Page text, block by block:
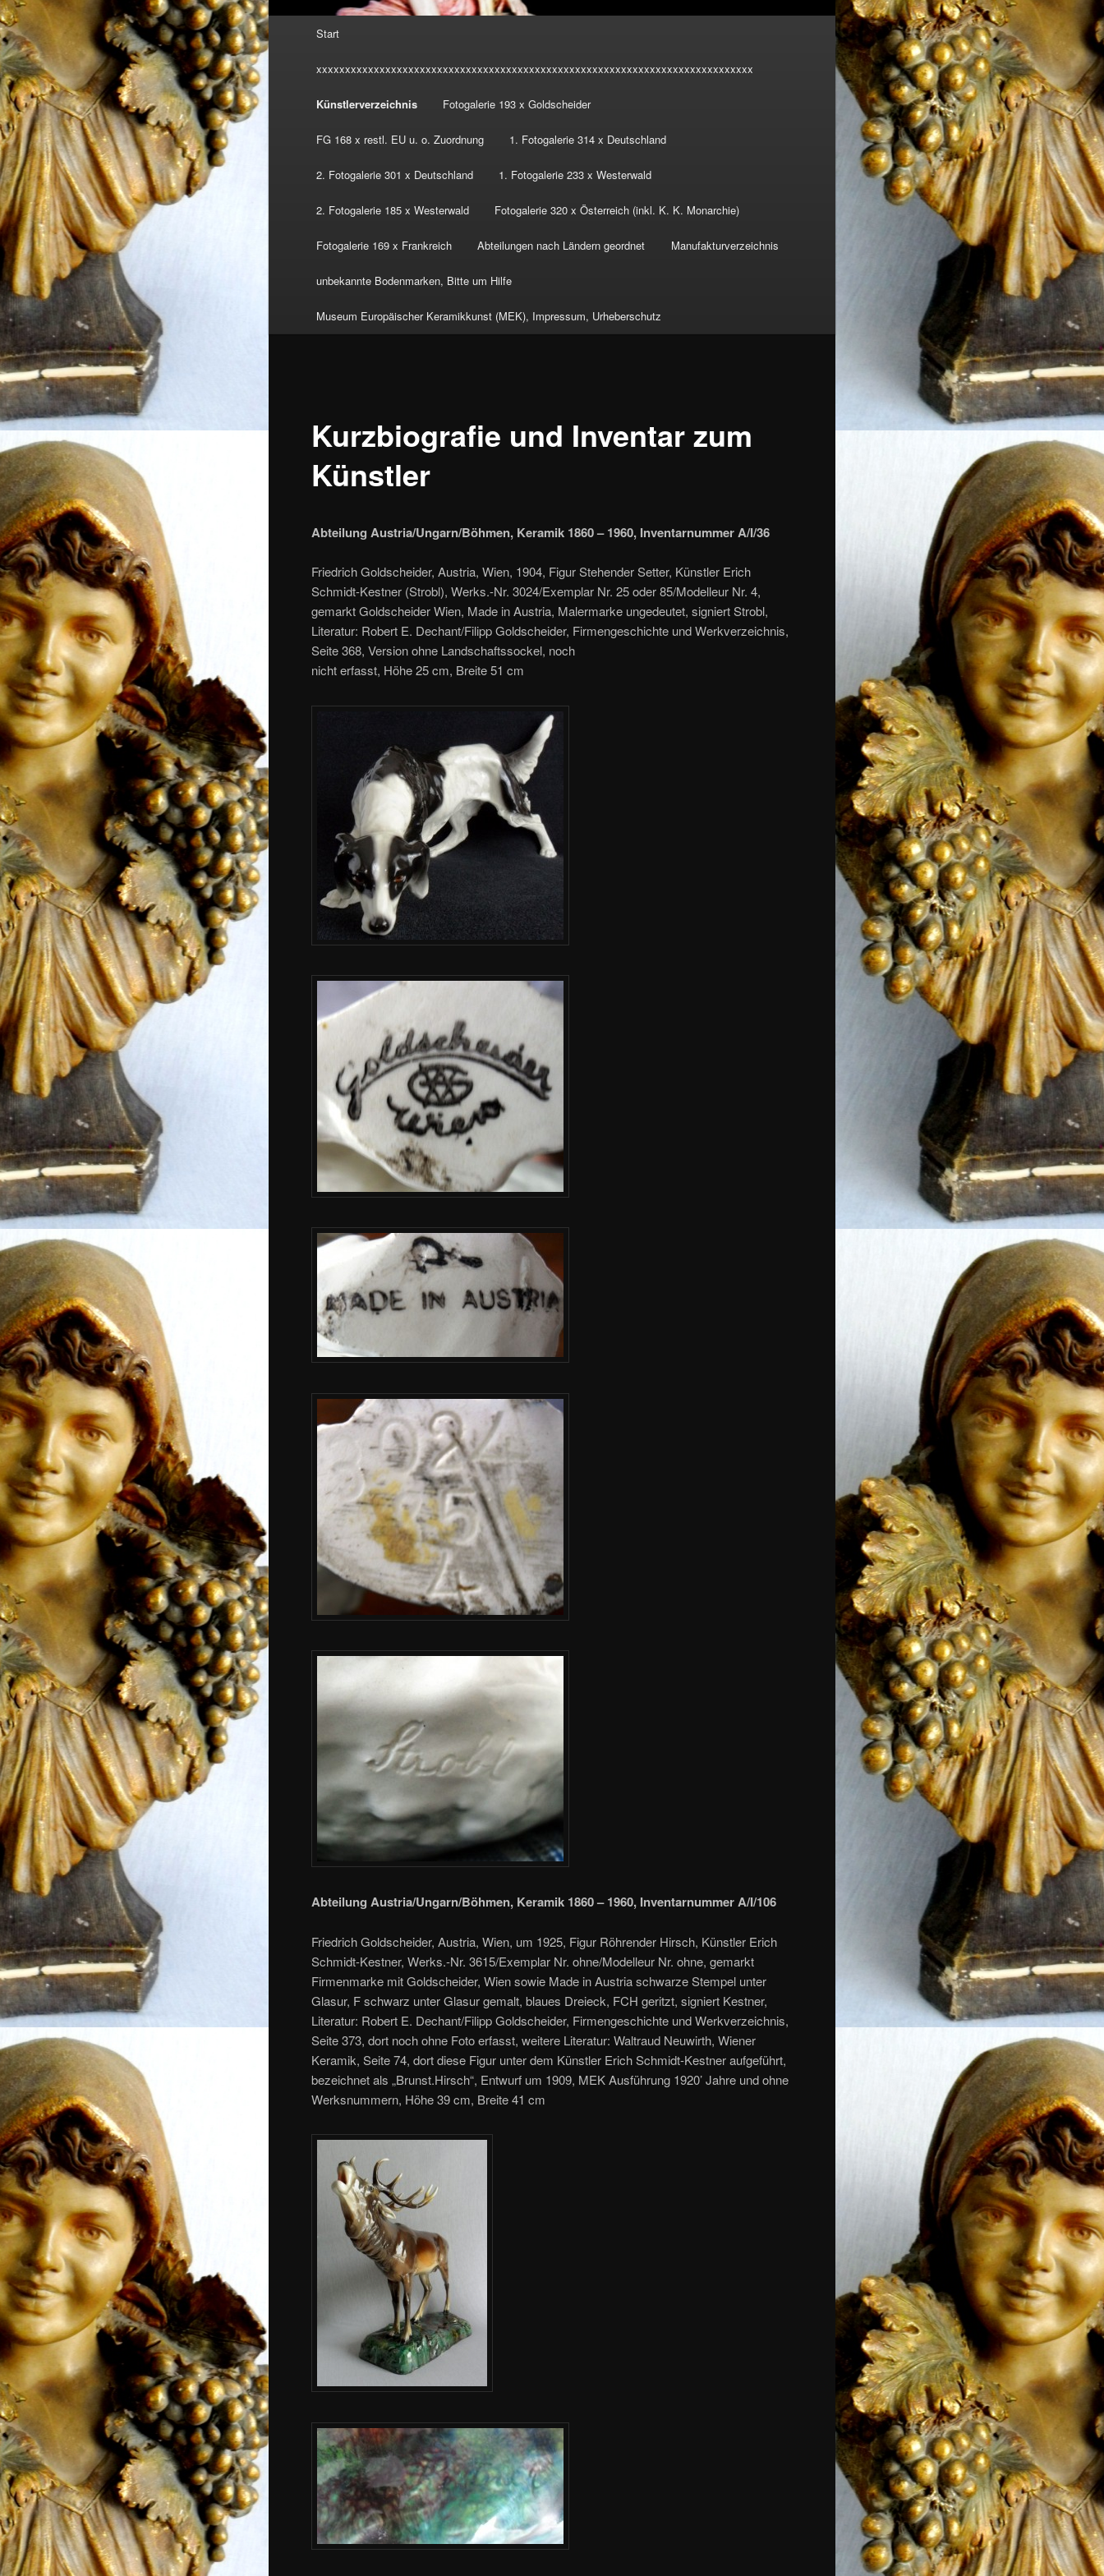
Start
xxxxxxxxxxxxxxxxxxxxxxxxxxxxxxxxxxxxxxxxxxxxxxxxxxxxxxxxxxxxxxxxxxxxxxxxxxxx
Künstlerverzeichnis Fotogalerie 193 x Goldscheider
FG 168 x restl. EU u. o. Zuordnung 1. Fotogalerie 314 x Deutschland
2. Fotogalerie 301 x Deutschland 1. Fotogalerie 233 x Westerwald
2. Fotogalerie 185 x Westerwald Fotogalerie 320 x Österreich (inkl. K. K. Monarchie)
Fotogalerie 169 x Frankreich Abteilungen nach Ländern geordnet Manufakturverzeichnis
unbekannte Bodenmarken, Bitte um Hilfe
Museum Europäischer Keramikkunst (MEK), Impressum, Urheberschutz
Kurzbiografie und Inventar zum
Künstler
Abteilung Austria/Ungarn/Böhmen, Keramik 1860 – 1960, Inventarnummer A/I/36
Friedrich Goldscheider, Austria, Wien, 1904, Figur Stehender Setter, Künstler Erich
Schmidt-Kestner (Strobl), Werks.-Nr. 3024/Exemplar Nr. 25 oder 85/Modelleur Nr. 4,
gemarkt Goldscheider Wien, Made in Austria, Malermarke ungedeutet, signiert Strobl,
Literatur: Robert E. Dechant/Filipp Goldscheider, Firmengeschichte und Werkverzeichnis,
Seite 368, Version ohne Landschaftssockel, noch
nicht erfasst, Höhe 25 cm, Breite 51 cm
Abteilung Austria/Ungarn/Böhmen, Keramik 1860 – 1960, Inventarnummer A/I/106
Friedrich Goldscheider, Austria, Wien, um 1925, Figur Röhrender Hirsch, Künstler Erich
Schmidt-Kestner, Werks.-Nr. 3615/Exemplar Nr. ohne/Modelleur Nr. ohne, gemarkt
Firmenmarke mit Goldscheider, Wien sowie Made in Austria schwarze Stempel unter
Glasur, F schwarz unter Glasur gemalt, blaues Dreieck, FCH geritzt, signiert Kestner,
Literatur: Robert E. Dechant/Filipp Goldscheider, Firmengeschichte und Werkverzeichnis,
Seite 373, dort noch ohne Foto erfasst, weitere Literatur: Waltraud Neuwirth, Wiener
Keramik, Seite 74, dort diese Figur unter dem Künstler Erich Schmidt-Kestner aufgeführt,
bezeichnet als „Brunst.Hirsch“, Entwurf um 1909, MEK Ausführung 1920’ Jahre und ohne
Werksnummern, Höhe 39 cm, Breite 41 cm